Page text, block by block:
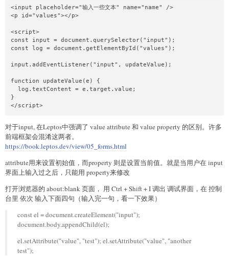
<input placeholder="输入一些文本" name="name" />
<p id="values"></p>
<script>
const input = document.querySelector("input");
const log = document.getElementById("values");
input.addEventListener("input", updateValue);
function updateValue(e) {
  log.textContent = e.target.value;
}
对于input, 在Leptos中强调了 value attribute 和 value property 的区别。许多
前端框架会混淆这两者。
https://book.leptos.dev/view/05_forms.html
attribute用来设置初始值，而property 则是设置当前值。就是当用户在 input
界面上输入过之后，只能用 property来修改
打开浏览器的 about:blank 页面， 用 Ctrl + Shift + I 调出 调试界面，在 控制
台里 依次 输入下面四句（输入完一句，看一下效果）
const el = document.createElement("input");
document.body.appendChild(el);
el.setAttribute("value", "test"); el.setAttribute("value", "another
test");